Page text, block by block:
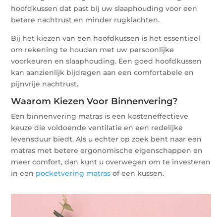
hoofdkussen dat past bij uw slaaphouding voor een
betere nachtrust en minder rugklachten.
Bij het kiezen van een hoofdkussen is het essentieel
om rekening te houden met uw persoonlijke
voorkeuren en slaaphouding. Een goed hoofdkussen
kan aanzienlijk bijdragen aan een comfortabele en
pijnvrije nachtrust.
Waarom Kiezen Voor Binnenvering?
Een binnenvering matras is een kosteneffectieve
keuze die voldoende ventilatie en een redelijke
levensduur biedt. Als u echter op zoek bent naar een
matras met betere ergonomische eigenschappen en
meer comfort, dan kunt u overwegen om te investeren
in een pocketvering matras of een kussen.